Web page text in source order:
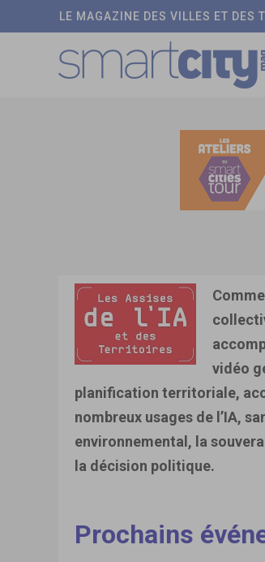
LE MAGAZINE DES VILLES ET DES
vidéo
planification territoriale,
nombreux usages de l’IA,
environnemental, la
la décision politique.
Prochains